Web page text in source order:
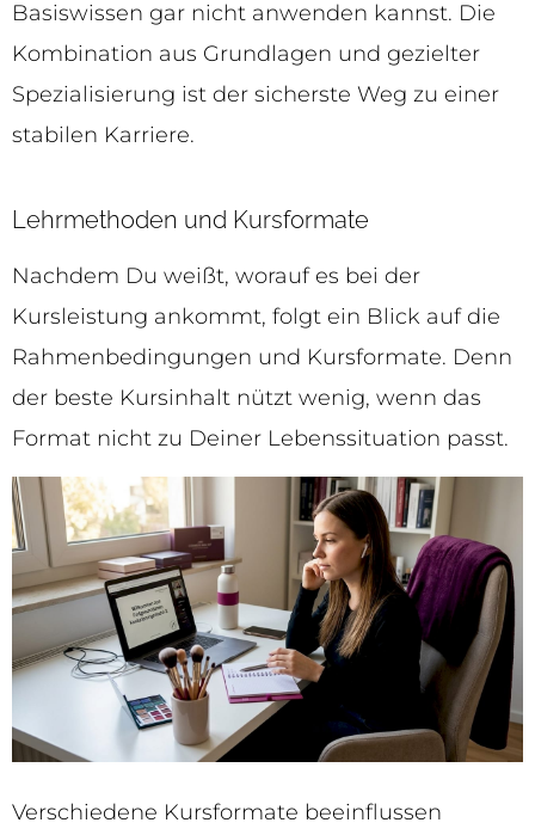
Basiswissen gar nicht anwenden kannst. Die
Kombination aus Grundlagen und gezielter
Spezialisierung ist der sicherste Weg zu einer
stabilen Karriere.
Lehrmethoden und Kursformate
Nachdem Du weißt, worauf es bei der
Kursleistung ankommt, folgt ein Blick auf die
Rahmenbedingungen und Kursformate. Denn
der beste Kursinhalt nützt wenig, wenn das
Format nicht zu Deiner Lebenssituation passt.
Verschiedene Kursformate beeinflussen